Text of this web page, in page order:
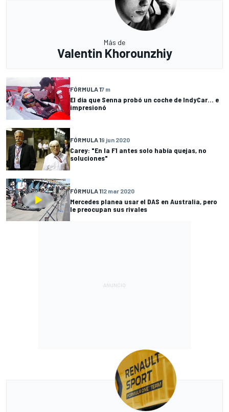
Más de
Valentin Khorounzhiy
FÓRMULA 17 m
El día que Senna probó un coche de IndyCar... e
impresionó
FÓRMULA 19 jun 2020
Carey: "En la F1 antes solo había quejas, no
soluciones"
FÓRMULA 112 mar 2020
Mercedes planea usar el DAS en Australia, pero
le preocupan sus rivales